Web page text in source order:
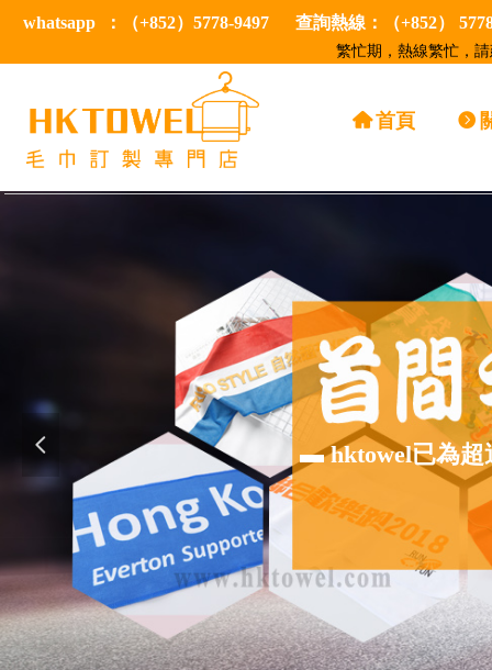
whatsapp ：（+852）5778-9497 查詢熱線：（+852）
繁忙期，熱線繁忙，
낀首頁 뀹
▬ hktowel已為超
넳